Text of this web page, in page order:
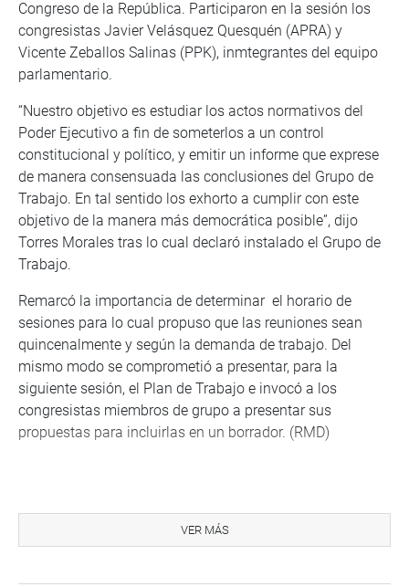
Congreso de la República. Participaron en la sesión los
congresistas Javier Velásquez Quesquén (APRA) y
Vicente Zeballos Salinas (PPK), inmtegrantes del equipo
parlamentario.
“Nuestro objetivo es estudiar los actos normativos del
Poder Ejecutivo a fin de someterlos a un control
constitucional y político, y emitir un informe que exprese
de manera consensuada las conclusiones del Grupo de
Trabajo. En tal sentido los exhorto a cumplir con este
objetivo de la manera más democrática posible”, dijo
Torres Morales tras lo cual declaró instalado el Grupo de
Trabajo.
Remarcó la importancia de determinar el horario de
sesiones para lo cual propuso que las reuniones sean
quincenalmente y según la demanda de trabajo. Del
mismo modo se comprometió a presentar, para la
siguiente sesión, el Plan de Trabajo e invocó a los
congresistas miembros de grupo a presentar sus
propuestas para incluirlas en un borrador. (RMD)
PRENSA-CONGRESO 17-8-17
VER MÁS